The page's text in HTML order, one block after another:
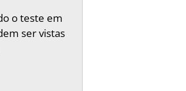
o teste em
ser vistas